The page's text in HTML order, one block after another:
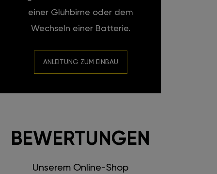
einer Glühbirne oder dem
Wechseln einer Batterie.
ANLEITUNG ZUM EINBAU
BEWERTUNGEN
Unserem Online-Shop